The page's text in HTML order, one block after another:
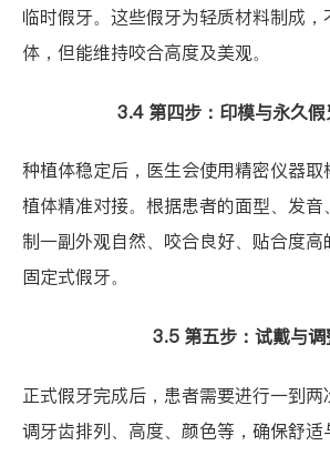
临时假牙。这些假牙为轻质材料制成
体，但能维持咬合高度及美观。
3.4 第四步：印模与永久
种植体稳定后，医生会使用精密仪器取
植体精准对接。根据患者的面型、发音
制一副外观自然、咬合良好、贴合度高
固定式假牙。
3.5 第五步：试戴与调
正式假牙完成后，患者需要进行一到
调牙齿排列、高度、颜色等，确保舒适